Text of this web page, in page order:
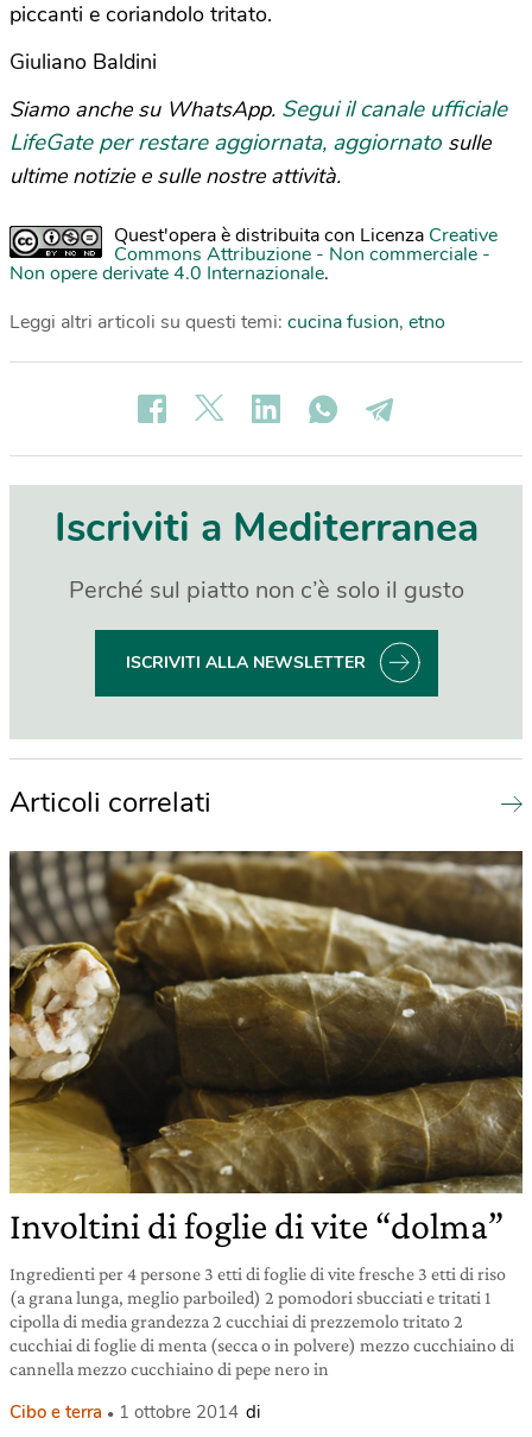
piccanti e coriandolo tritato.
Giuliano Baldini
Siamo anche su WhatsApp. Segui il canale ufficiale
LifeGate per restare aggiornata, aggiornato sulle
ultime notizie e sulle nostre attività.
Quest'opera è distribuita con Licenza Creative
Commons Attribuzione - Non commerciale -
Non opere derivate 4.0 Internazionale.
Leggi altri articoli su questi temi: cucina fusion, etno
Iscriviti a Mediterranea
Perché sul piatto non c’è solo il gusto
ISCRIVITI ALLA NEWSLETTER
Articoli correlati
Involtini di foglie di vite “dolma”
Ingredienti per 4 persone 3 etti di foglie di vite fresche 3 etti di riso
(a grana lunga, meglio parboiled) 2 pomodori sbucciati e tritati 1
cipolla di media grandezza 2 cucchiai di prezzemolo tritato 2
cucchiai di foglie di menta (secca o in polvere) mezzo cucchiaino di
cannella mezzo cucchiaino di pepe nero in
Cibo e terra 1 ottobre 2014 di